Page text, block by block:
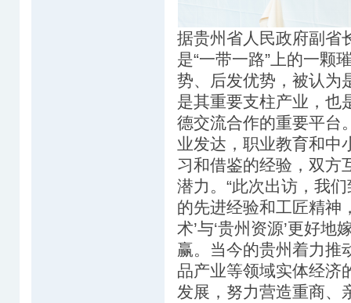
据贵州省人民政府副省
是“一带一路”上的一颗
势、后发优势，被认为
是其重要支柱产业，也
德交流合作的重要平台
业发达，职业教育和中
习和借鉴的经验，双方
潜力。“此次出访，我
的先进经验和工匠精神
术’与‘贵州资源’更好
赢。当今的贵州着力推
品产业等领域实体经济
发展，努力营造重商、